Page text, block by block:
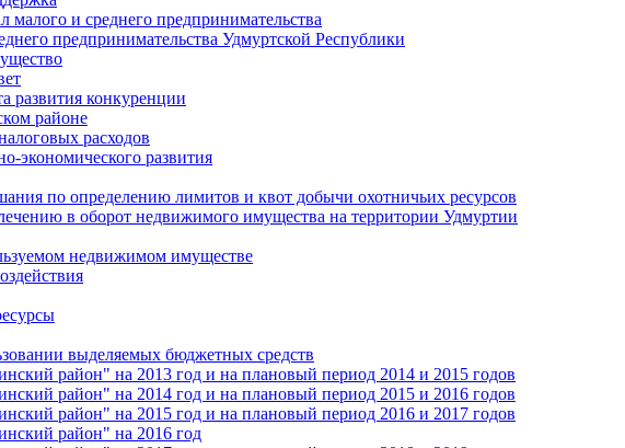
малого и среднего предпринимательства
предпринимательства Удмуртской Республики
развития конкуренции
районе
расходов
экономического развития
по определению лимитов и квот добычи охотничьих ресурсов
в оборот недвижимого имущества на территории Удмуртии
недвижимом имуществе
выделяемых бюджетных средств
район" на 2013 год и на плановый период 2014 и 2015 годов
район" на 2014 год и на плановый период 2015 и 2016 годов
район" на 2015 год и на плановый период 2016 и 2017 годов
район" на 2016 год